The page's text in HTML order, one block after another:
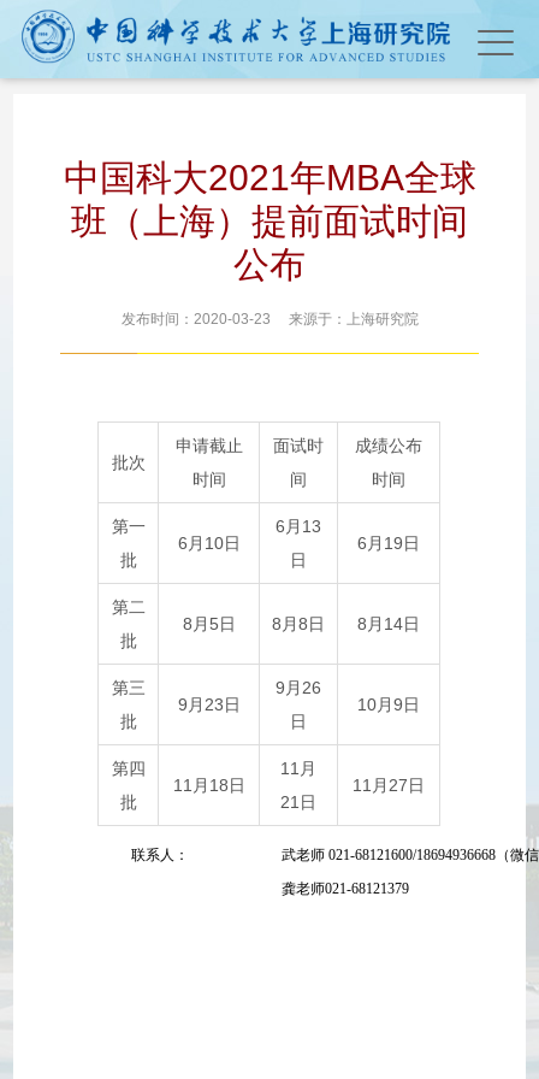
中国科大2021年MBA全球
班（上海）提前面试时间
公布
发布时间：2020-03-23 来源于：上海研究院
批次
申请截止
时间
面试时
间
成绩公布
时间
第一
批
6月10日
6月13
日
6月19日
第二
批
8月5日 8月8日 8月14日
第三
批
9月23日
9月26
日
10月9日
第四
批
11月18日
11月
21日
11月27日
联系人： 武老师 021-68121600/18694936668 （微
龚老师021-68121379